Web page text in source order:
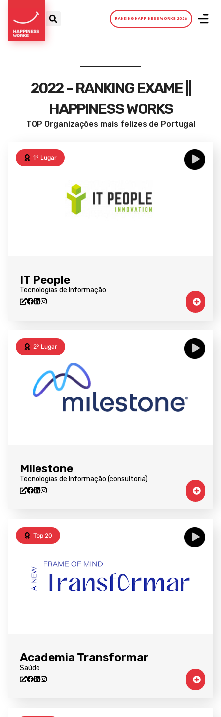
RANKING HAPPINESS WORKS 2026
2022 – RANKING EXAME ||
HAPPINESS WORKS
TOP Organizações mais felizes de Portugal
1º Lugar
IT People
Tecnologias de Informação
2º Lugar
Milestone
Tecnologias de Informação (consultoria)
Top 20
Academia Transformar
Saúde